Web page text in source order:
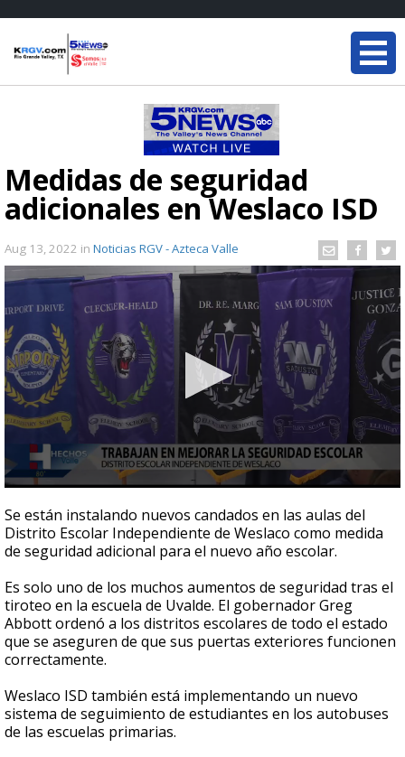
Medidas de seguridad
adicionales en Weslaco ISD
Aug 13, 2022 in Noticias RGV - Azteca Valle
seconds
of
1
minute,
seconds
Se están instalando nuevos candados en las aulas del
Distrito Escolar Independiente de Weslaco como medida
de seguridad adicional para el nuevo año escolar.
Es solo uno de los muchos aumentos de seguridad tras el
tiroteo en la escuela de Uvalde. El gobernador Greg
Abbott ordenó a los distritos escolares de todo el estado
que se aseguren de que sus puertas exteriores funcionen
correctamente.
Weslaco ISD también está implementando un nuevo
sistema de seguimiento de estudiantes en los autobuses
de las escuelas primarias.